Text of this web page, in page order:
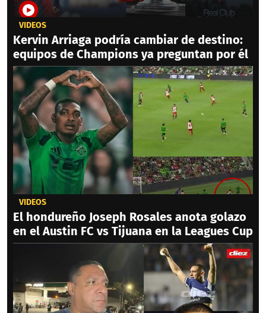
VIDEOS
Kervin Arriaga podría cambiar de destino:
equipos de Champions ya preguntan por él
VIDEOS
El hondureño Joseph Rosales anota golazo
en el Austin FC vs Tijuana en la Leagues Cup